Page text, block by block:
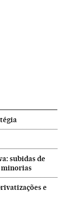
subidas de
minorias
e